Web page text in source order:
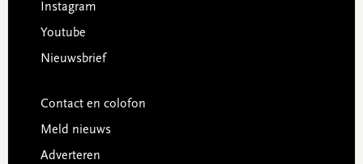
Instagram
Youtube
Nieuwsbrief
Contact en colofon
Meld nieuws
Adverteren